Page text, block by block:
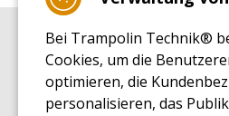
EINKAUFSRATGEBER
Einkaufsratgeber
MONTAGE RATGEBER
Montagehinweise für ein Freizeit
Bei Trampolin Technik®
Cookies, um die
optimieren, die
personalisieren, das